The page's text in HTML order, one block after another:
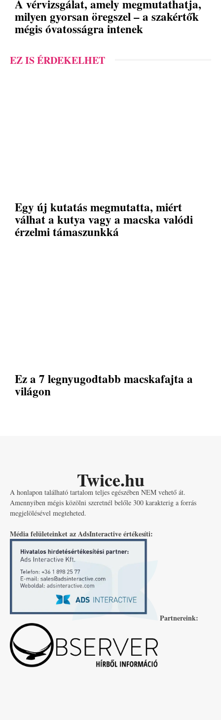
A vérvizsgálat, amely megmutathatja,
milyen gyorsan öregszel – a szakértők
mégis óvatosságra intenek
EZ IS ÉRDEKELHET
Egy új kutatás megmutatta, miért
válhat a kutya vagy a macska valódi
érzelmi támaszunkká
Ez a 7 legnyugodtabb macskafajta a
világon
Twice.hu
A honlapon található tartalom teljes egészében NEM vehető át.
Amennyiben mégis közölni szeretnél belőle 300 karakterig a forrás
megjelölésével megteheted.
Média felületeinket az AdsInteractive értékesíti:
Partnereink: